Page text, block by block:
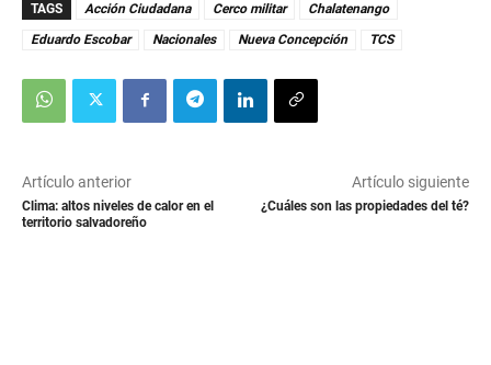
TAGS Acción Ciudadana Cerco militar
Chalatenango
Eduardo Escobar
Nacionales Nueva Concepción TCS
Artículo anterior
Clima: altos niveles de calor en el
territorio salvadoreño
Artículo siguiente
¿Cuáles son las propiedades del té?